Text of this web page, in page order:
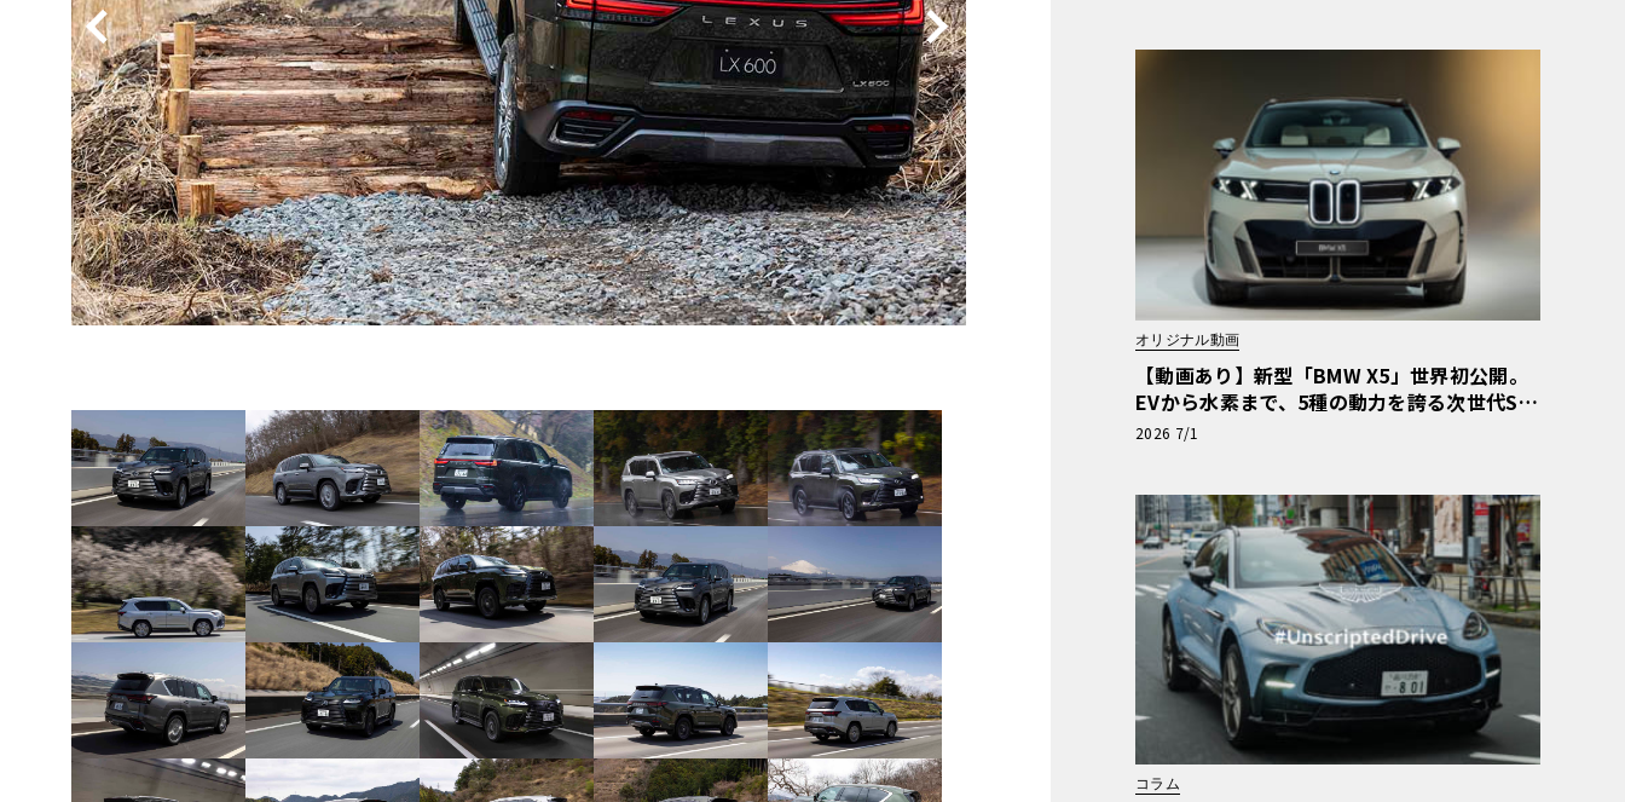
三菱
ダイハツ
スズキ
光岡
その他
オリジナル動画
【動画あり】新型「BMW X5」世界初公開。
EVから水素まで、5種の動力を誇る次世代SA
Vの実車を最速チェック
2026 7/1
コラム